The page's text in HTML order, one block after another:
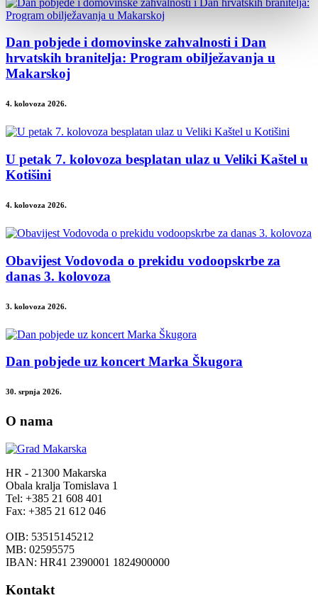
Dan pobjede i domovinske zahvalnosti i Dan
hrvatskih branitelja: Program obilježavanja u
Makarskoj
4. kolovoza 2026.
U petak 7. kolovoza besplatan ulaz u Veliki Kaštel u
Kotišini
4. kolovoza 2026.
Obavijest Vodovoda o prekidu vodoopskrbe za
danas 3. kolovoza
3. kolovoza 2026.
Dan pobjede uz koncert Marka Škugora
30. srpnja 2026.
O nama
HR - 21300 Makarska
Obala kralja Tomislava 1
Tel: +385 21 608 401
Fax: +385 21 612 046
OIB: 53515145212
MB: 02595575
IBAN: HR41 2390001 1824900000
Kontakt